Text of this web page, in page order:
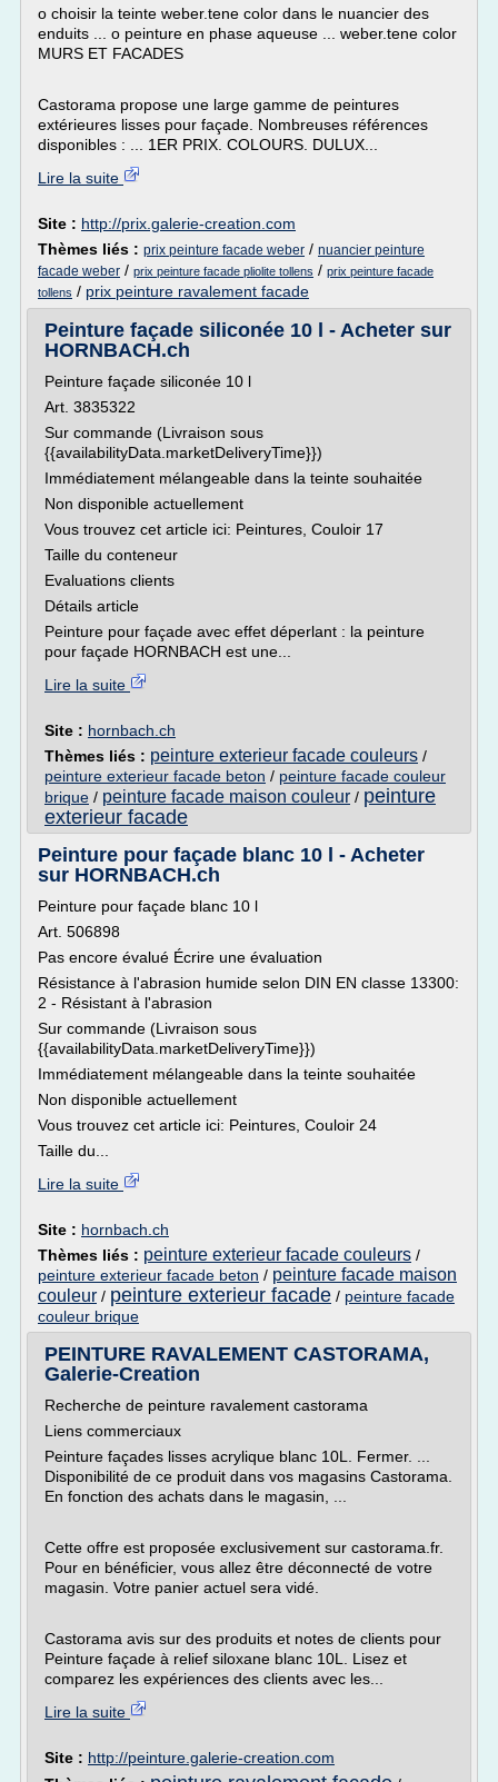
o choisir la teinte weber.tene color dans le nuancier des
enduits ... o peinture en phase aqueuse ... weber.tene color
MURS ET FACADES
Castorama propose une large gamme de peintures
extérieures lisses pour façade. Nombreuses références
disponibles : ... 1ER PRIX. COLOURS. DULUX...
Lire la suite
Site : http://prix.galerie-creation.com
Thèmes liés : prix peinture facade weber / nuancier peinture
facade weber / prix peinture facade pliolite tollens / prix peinture facade
tollens / prix peinture ravalement facade
Peinture façade siliconée 10 l - Acheter sur
HORNBACH.ch
Peinture façade siliconée 10 l
Art. 3835322
Sur commande (Livraison sous
{{availabilityData.marketDeliveryTime}})
Immédiatement mélangeable dans la teinte souhaitée
Non disponible actuellement
Vous trouvez cet article ici: Peintures, Couloir 17
Taille du conteneur
Evaluations clients
Détails article
Peinture pour façade avec effet déperlant : la peinture
pour façade HORNBACH est une...
Lire la suite
Site : hornbach.ch
Thèmes liés : peinture exterieur facade couleurs /
peinture exterieur facade beton / peinture facade couleur
brique / peinture facade maison couleur / peinture
exterieur facade
Peinture pour façade blanc 10 l - Acheter
sur HORNBACH.ch
Peinture pour façade blanc 10 l
Art. 506898
Pas encore évalué Écrire une évaluation
Résistance à l'abrasion humide selon DIN EN classe 13300:
2 - Résistant à l'abrasion
Sur commande (Livraison sous
{{availabilityData.marketDeliveryTime}})
Immédiatement mélangeable dans la teinte souhaitée
Non disponible actuellement
Vous trouvez cet article ici: Peintures, Couloir 24
Taille du...
Lire la suite
Site : hornbach.ch
Thèmes liés : peinture exterieur facade couleurs /
peinture exterieur facade beton / peinture facade maison
couleur / peinture exterieur facade / peinture facade
couleur brique
PEINTURE RAVALEMENT CASTORAMA,
Galerie-Creation
Recherche de peinture ravalement castorama
Liens commerciaux
Peinture façades lisses acrylique blanc 10L. Fermer. ...
Disponibilité de ce produit dans vos magasins Castorama.
En fonction des achats dans le magasin, ...
Cette offre est proposée exclusivement sur castorama.fr.
Pour en bénéficier, vous allez être déconnecté de votre
magasin. Votre panier actuel sera vidé.
Castorama avis sur des produits et notes de clients pour
Peinture façade à relief siloxane blanc 10L. Lisez et
comparez les expériences des clients avec les...
Lire la suite
Site : http://peinture.galerie-creation.com